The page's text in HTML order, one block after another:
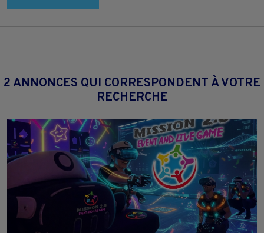
2 ANNONCES QUI CORRESPONDENT À VOTRE
RECHERCHE